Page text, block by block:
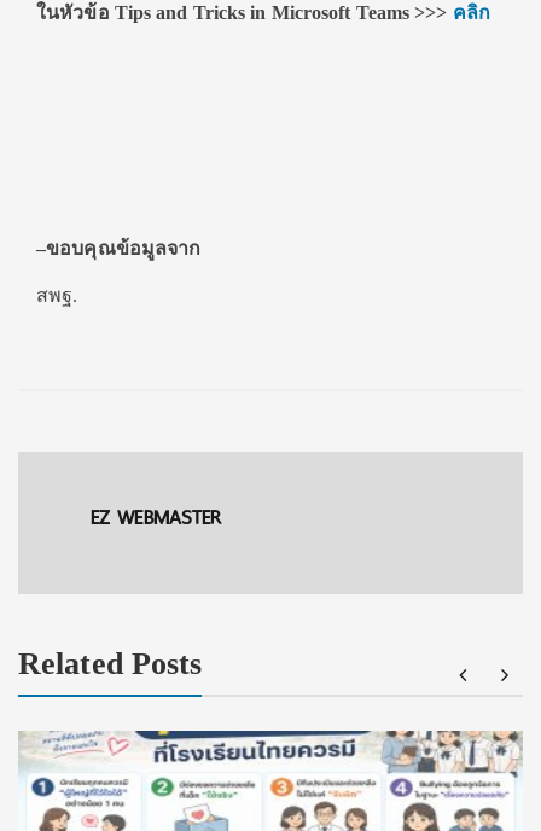
ในหัวข้อ Tips and Tricks in Microsoft Teams >>> คลิก
–ขอบคุณข้อมูลจาก
สพฐ.
EZ WEBMASTER
Related Posts